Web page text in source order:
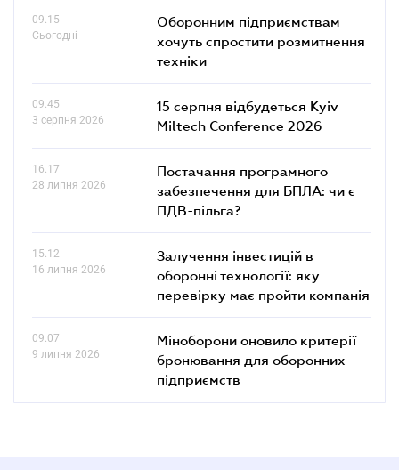
09.15
Сьогодні
Оборонним підприємствам
хочуть спростити розмитнення
техніки
09.45
3 серпня 2026
15 серпня відбудеться Kyiv
Miltech Conference 2026
16.17
28 липня 2026
Постачання програмного
забезпечення для БПЛА: чи є
ПДВ-пільга?
15.12
16 липня 2026
Залучення інвестицій в
оборонні технології: яку
перевірку має пройти компанія
09.07
9 липня 2026
Міноборони оновило критерії
бронювання для оборонних
підприємств